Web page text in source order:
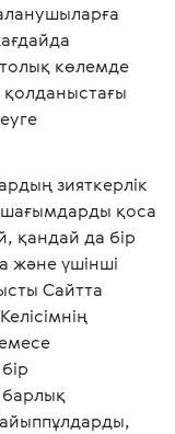
көлемде
зияткерлік
қоса
қандай да бір
және үшінші
Сайтта